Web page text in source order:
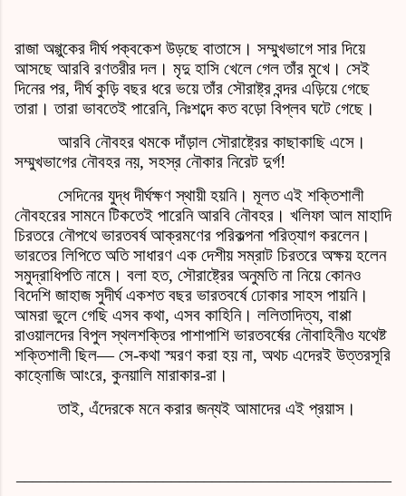
রাজা অগ্গুকের দীর্ঘ পক্বকেশ উড়ছে বাতাসে। সম্মুখভাগে সার দিয়ে
আসছে আরবি রণতরীর দল। মৃদু হাসি খেলে গেল তাঁর মুখে। সেই
দিনের পর, দীর্ঘ কুড়ি বছর ধরে ভয়ে তাঁর সৌরাষ্ট্র বন্দর এড়িয়ে গেছে
তারা। তারা ভাবতেই পারেনি, নিঃশব্দে কত বড়ো বিপ্লব ঘটে গেছে।
আরবি নৌবহর থমকে দাঁড়াল সৌরাষ্ট্রের কাছাকাছি এসে।
সম্মুখভাগের নৌবহর নয়, সহস্র নৌকার নিরেট দুর্গ!
সেদিনের যুদ্ধ দীর্ঘক্ষণ স্থায়ী হয়নি। মূলত এই শক্তিশালী
নৌবহরের সামনে টিকতেই পারেনি আরবি নৌবহর। খলিফা আল মাহাদি
চিরতরে নৌপথে ভারতবর্ষ আক্রমণের পরিকল্পনা পরিত্যাগ করলেন।
ভারতের লিপিতে অতি সাধারণ এক দেশীয় সম্রাট চিরতরে অক্ষয় হলেন
সমুদ্রাধিপতি নামে। বলা হত, সৌরাষ্ট্রের অনুমতি না নিয়ে কোনও
বিদেশি জাহাজ সুদীর্ঘ একশত বছর ভারতবর্ষে ঢোকার সাহস পায়নি।
আমরা ভুলে গেছি এসব কথা, এসব কাহিনি। ললিতাদিত্য, বাপ্পা
রাওয়ালদের বিপুল স্থলশক্তির পাশাপাশি ভারতবর্ষের নৌবাহিনীও যথেষ্ট
শক্তিশালী ছিল— সে-কথা স্মরণ করা হয় না, অথচ এদেরই উত্তরসূরি
কাহ্নোজি আংরে, কুনয়ালি মারাকার-রা।
তাই, এঁদেরকে মনে করার জন্যই আমাদের এই প্রয়াস।